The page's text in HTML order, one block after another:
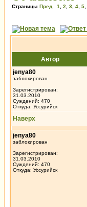
Страницы Пред. 1 2 3 4 5
Автор
jenya80
заблокирован
Зарегистрирован:
31.03.2010
Суждений: 470
Откуда: Уссурийск
Наверх
jenya80
заблокирован
Зарегистрирован:
31.03.2010
Суждений: 470
Откуда: Уссурийск